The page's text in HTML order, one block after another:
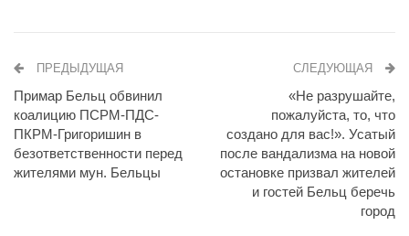
ПРЕДЫДУЩАЯ
Примар Бельц обвинил
коалицию ПСРМ-ПДС-
ПКРМ-Григоришин в
безответственности перед
жителями мун. Бельцы
СЛЕДУЮЩАЯ
«Не разрушайте,
пожалуйста, то, что
создано для вас!». Усатый
после вандализма на новой
остановке призвал жителей
и гостей Бельц беречь
город